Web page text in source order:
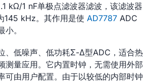
kΩ/1 nF单极点滤波器滤波，该滤波器
145 kHz。其作用是使 AD7787 ADC
。
、低噪声、低功耗Σ-Δ型ADC，适合热
测量应用。它内置时钟，无需使用外部
可由用户配置。由于以较低的内部时钟